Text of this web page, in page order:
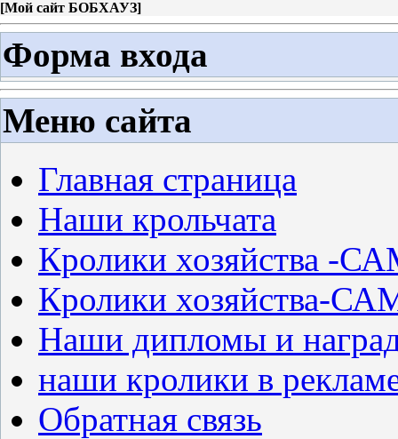
[Мой сайт БОБХАУЗ]
Форма входа
Меню сайта
Главная страница
Наши крольчата
Кролики хозяйства -
Кролики хозяйства-
Наши дипломы и
наши кролики в
Обратная связь